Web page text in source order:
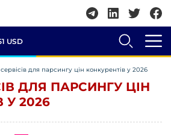
USD
для парсингу цін конкурентів у 2026
ДЛЯ ПАРСИНГУ ЦІН
У 2026